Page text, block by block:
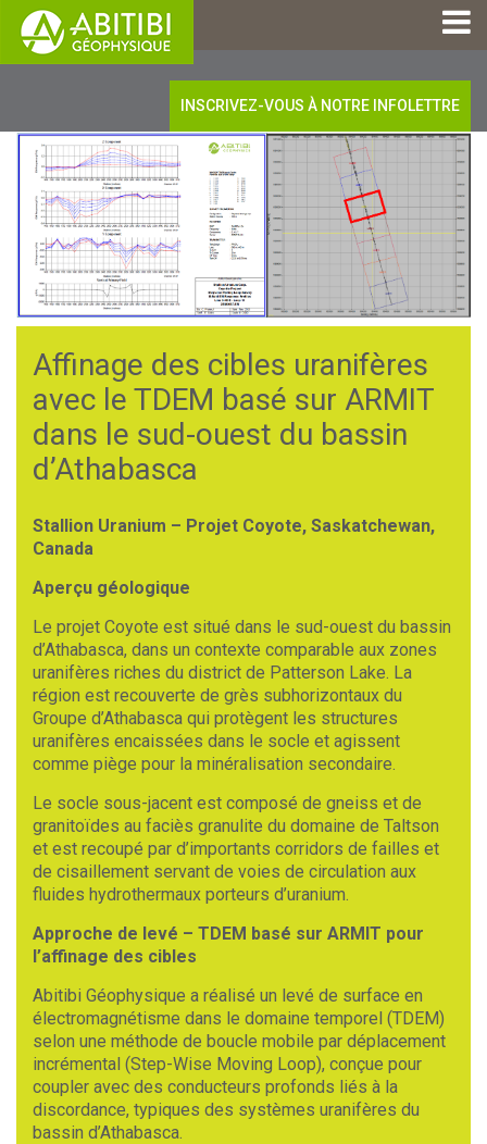
INSCRIVEZ-VOUS À NOTRE INFOLETTRE
Affinage des cibles uranifères
avec le TDEM basé sur ARMIT
dans le sud-ouest du bassin
d’Athabasca
Stallion Uranium – Projet Coyote, Saskatchewan,
Canada
Aperçu géologique
Le projet Coyote est situé dans le sud-ouest du bassin
d’Athabasca, dans un contexte comparable aux zones
uranifères riches du district de Patterson Lake. La
région est recouverte de grès subhorizontaux du
Groupe d’Athabasca qui protègent les structures
uranifères encaissées dans le socle et agissent
comme piège pour la minéralisation secondaire.
Le socle sous-jacent est composé de gneiss et de
granitoïdes au faciès granulite du domaine de Taltson
et est recoupé par d’importants corridors de failles et
de cisaillement servant de voies de circulation aux
fluides hydrothermaux porteurs d’uranium.
Approche de levé – TDEM basé sur ARMIT pour
l’affinage des cibles
Abitibi Géophysique a réalisé un levé de surface en
électromagnétisme dans le domaine temporel (TDEM)
selon une méthode de boucle mobile par déplacement
incrémental (Step-Wise Moving Loop), conçue pour
coupler avec des conducteurs profonds liés à la
discordance, typiques des systèmes uranifères du
bassin d’Athabasca.